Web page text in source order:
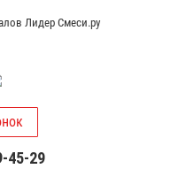
Лидер Смеси.ру
45-29